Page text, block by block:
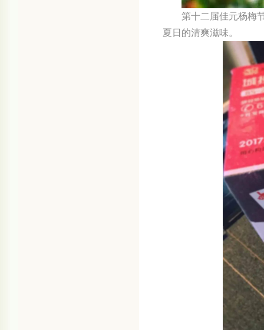
第十二届佳元杨梅
夏日的清爽滋味。